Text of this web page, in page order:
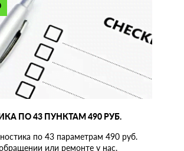
ПО 43 ПУНКТАМ 490 РУБ.
по 43 параметрам 490 руб.
или ремонте у нас.